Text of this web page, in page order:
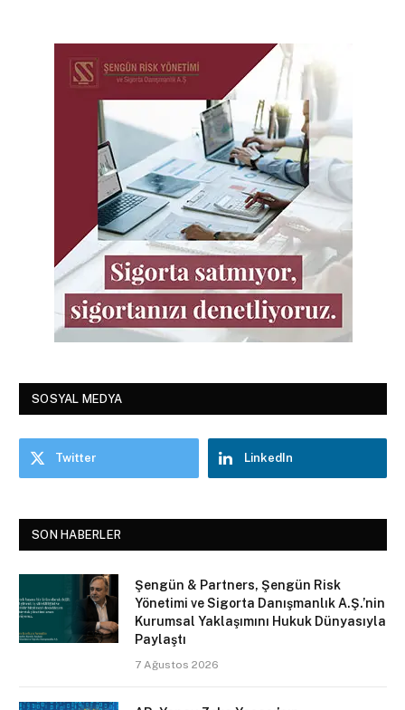
SOSYAL MEDYA
Twitter LinkedIn
SON HABERLER
Şengün & Partners, Şengün Risk
Yönetimi ve Sigorta Danışmanlık A.Ş.’nin
Kurumsal Yaklaşımını Hukuk Dünyasıyla
Paylaştı
7 Ağustos 2026